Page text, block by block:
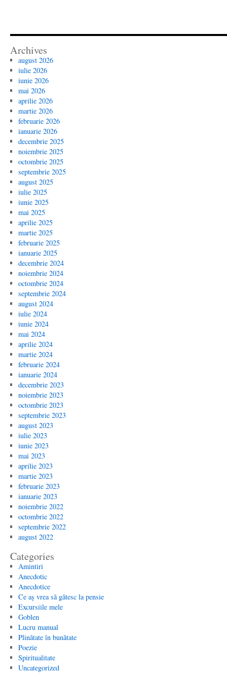
Archives
august 2026
iulie 2026
iunie 2026
mai 2026
aprilie 2026
martie 2026
februarie 2026
ianuarie 2026
decembrie 2025
noiembrie 2025
octombrie 2025
septembrie 2025
august 2025
iulie 2025
iunie 2025
mai 2025
aprilie 2025
martie 2025
februarie 2025
ianuarie 2025
decembrie 2024
noiembrie 2024
octombrie 2024
septembrie 2024
august 2024
iulie 2024
iunie 2024
mai 2024
aprilie 2024
martie 2024
februarie 2024
ianuarie 2024
decembrie 2023
noiembrie 2023
octombrie 2023
septembrie 2023
august 2023
iulie 2023
iunie 2023
mai 2023
aprilie 2023
martie 2023
februarie 2023
ianuarie 2023
noiembrie 2022
octombrie 2022
septembrie 2022
august 2022
Categories
Amintiri
Anecdotic
Anecdotice
Ce aș vrea să gătesc la pensie
Excursiile mele
Goblen
Lucru manual
Plinătate în bunătate
Poezie
Spiritualitate
Uncategorized